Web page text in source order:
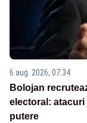
6 aug. 2026, 07:34
Bolojan
electoral:
putere